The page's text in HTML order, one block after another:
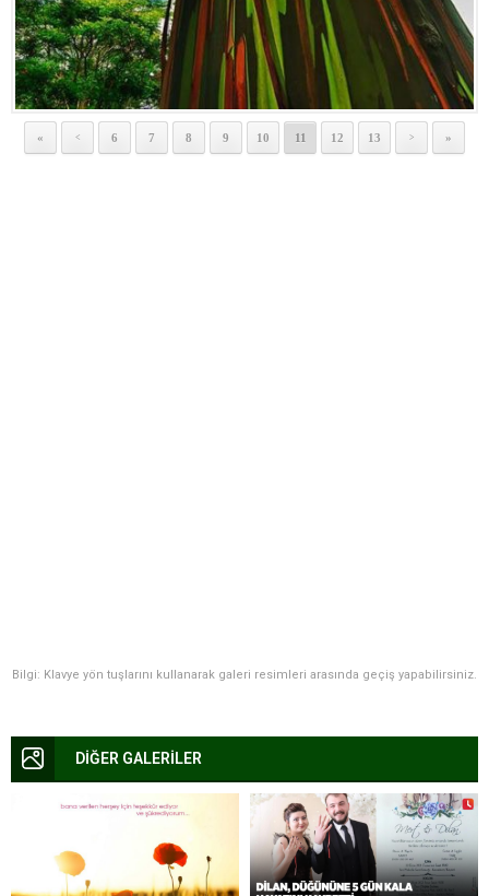
« < 6 7 8 9 10 11 12 13 > »
Bilgi: Klavye yön tuşlarını kullanarak galeri resimleri arasında geçiş yapabilirsiniz.
DİĞER GALERİLER